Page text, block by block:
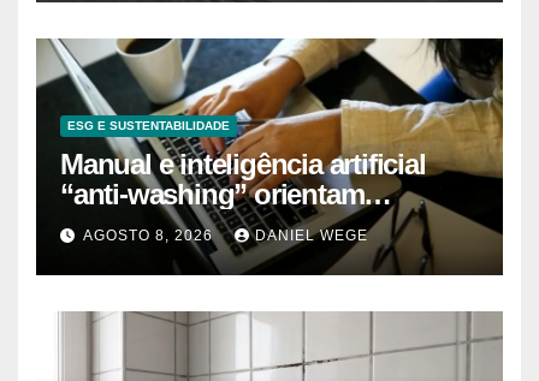
ESG E SUSTENTABILIDADE
Manual e inteligência artificial
“anti-washing” orientam
empresas
AGOSTO 8, 2026 DANIEL WEGE